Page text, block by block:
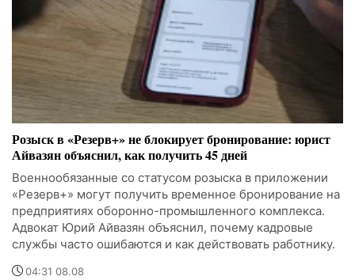
Розыск в «Резерв+» не блокирует бронирование: юрист
Айвазян объяснил, как получить 45 дней
Военнообязанные со статусом розыска в приложении
«Резерв+» могут получить временное бронирование на
предприятиях оборонно-промышленного комплекса.
Адвокат Юрий Айвазян объяснил, почему кадровые
службы часто ошибаются и как действовать работнику.
04:31 08.08